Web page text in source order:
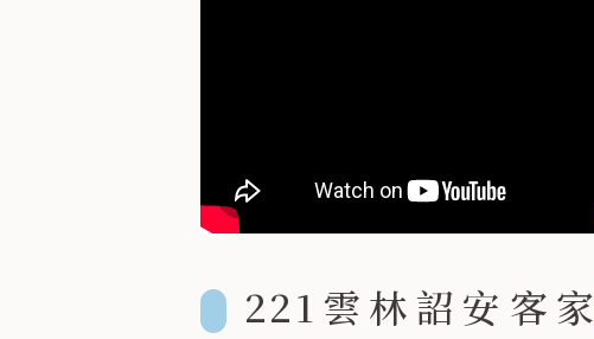
221雲林詔安客家